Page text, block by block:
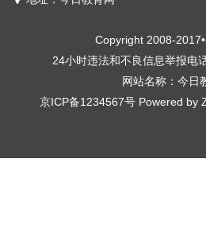
Copyright 2008-
24小时违法和不良信息举报电
网站名称：今日
京ICP备1234567号 Powered by